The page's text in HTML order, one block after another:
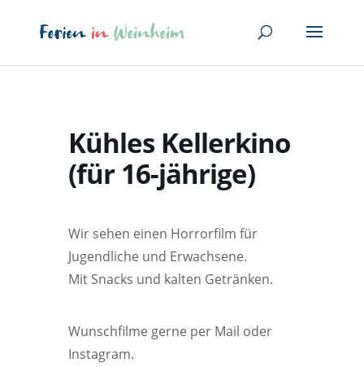
Kühles Kellerkino
(für 16-jährige)
Wir sehen einen Horrorfilm für
Jugendliche und Erwachsene.
Mit Snacks und kalten Getränken.
Wunschfilme gerne per Mail oder
Instagram.